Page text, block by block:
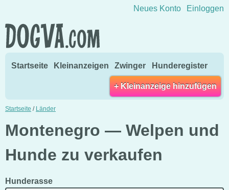
Direkt zum Inhalt wechseln
Neues Konto Einloggen
Startseite Kleinanzeigen Zwinger Hunderegister
+ Kleinanzeige hinzufügen
Startseite / Länder
Montenegro — Welpen und
Hunde zu verkaufen
Hunderasse